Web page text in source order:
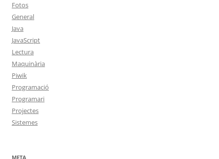
Fotos
General
Java
JavaScript
Lectura
Maquinària
Piwik
Programació
Programari
Projectes
Sistemes
META